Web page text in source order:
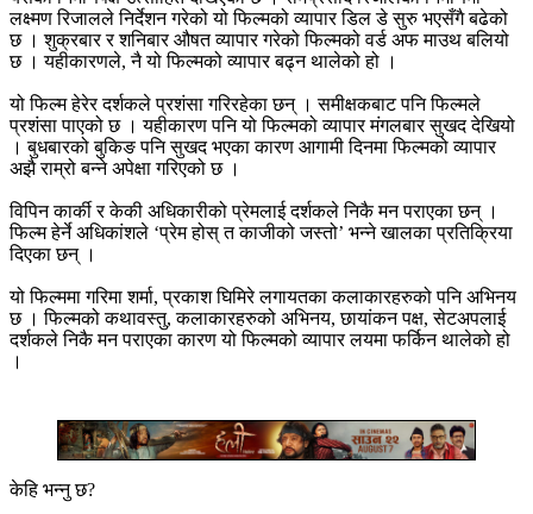
लक्ष्मण रिजालले निर्देशन गरेको यो फिल्मको व्यापार डिल डे सुरु भएसँगै बढेको
छ । शुक्रबार र शनिबार औषत व्यापार गरेको फिल्मको वर्ड अफ माउथ बलियो
छ । यहीकारणले, नै यो फिल्मको व्यापार बढ्न थालेको हो ।
यो फिल्म हेरेर दर्शकले प्रशंसा गरिरहेका छन् । समीक्षकबाट पनि फिल्मले
प्रशंसा पाएको छ । यहीकारण पनि यो फिल्मको व्यापार मंगलबार सुखद देखियो
। बुधबारको बुकिङ पनि सुखद भएका कारण आगामी दिनमा फिल्मको व्यापार
अझै राम्रो बन्ने अपेक्षा गरिएको छ ।
विपिन कार्की र केकी अधिकारीको प्रेमलाई दर्शकले निकै मन पराएका छन् ।
फिल्म हेर्ने अधिकांशले ‘प्रेम होस् त काजीको जस्तो’ भन्ने खालका प्रतिक्रिया
दिएका छन् ।
यो फिल्ममा गरिमा शर्मा, प्रकाश घिमिरे लगायतका कलाकारहरुको पनि अभिनय
छ । फिल्मको कथावस्तु, कलाकारहरुको अभिनय, छायांकन पक्ष, सेटअपलाई
दर्शकले निकै मन पराएका कारण यो फिल्मको व्यापार लयमा फर्किन थालेको हो
।
केहि भन्नु छ?